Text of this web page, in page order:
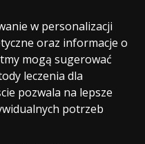
w personalizacji
oraz informacje o
mogą sugerować
leczenia dla
pozwala na lepsze
potrzeb